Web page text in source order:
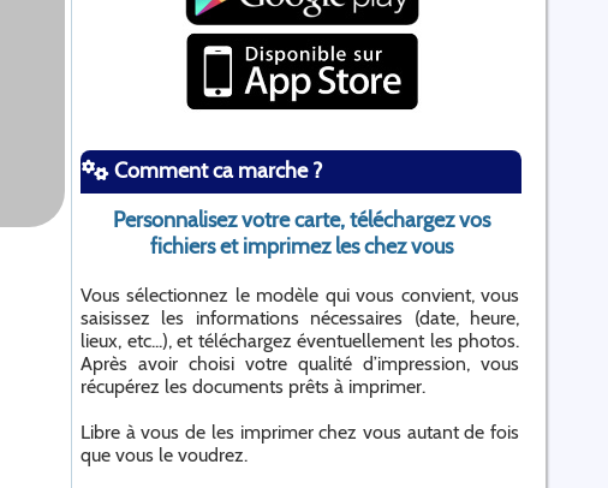
Comment ca marche ?
Personnalisez votre carte, téléchargez vos
fichiers et imprimez les chez vous
Vous sélectionnez le modèle qui vous convient, vous
saisissez les informations nécessaires (date, heure,
lieux, etc...), et téléchargez éventuellement les photos.
Après avoir choisi votre qualité d’impression, vous
récupérez les documents prêts à imprimer.
Libre à vous de les imprimer chez vous autant de fois
que vous le voudrez.